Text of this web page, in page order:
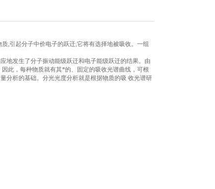
,引起分子中价电子的跃迁,它将有选择地被吸收。一组
地发生了分子振动能级跃迁和电子能级跃迁的结果。由
此，每种物质就有其*的、固定的吸收光谱曲线，可根
分析的基础。分光光度分析就是根据物质的吸 收光谱研